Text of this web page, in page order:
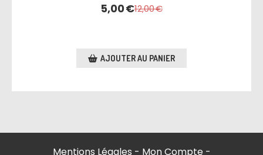
5,00€12,00€
AJOUTER AU PANIER
Mentions Légales Mon Compte